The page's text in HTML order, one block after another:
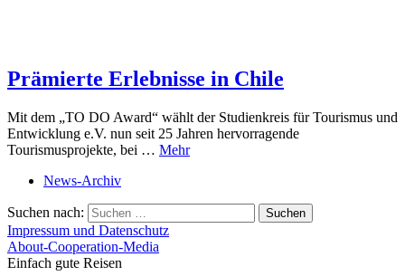
Prämierte Erlebnisse in Chile
Mit dem „TO DO Award“ wählt der Studienkreis für Tourismus und
Entwicklung e.V. nun seit 25 Jahren hervorragende
Tourismusprojekte, bei … Mehr
News-Archiv
Suchen nach:
Impressum und Datenschutz
About-Cooperation-Media
Einfach gute Reisen